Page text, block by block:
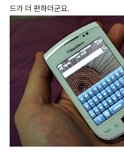
드가 더 편하더군요.